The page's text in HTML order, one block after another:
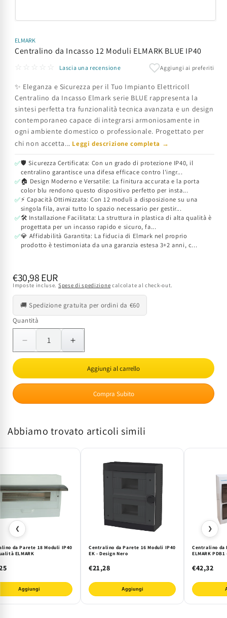
multimediali
1
in
modale
ELMARK
Centralino da Incasso 12 Moduli ELMARK BLUE IP40
☆☆☆☆☆
Lascia una recensione Aggiungi ai preferiti
✨ Eleganza e Sicurezza per il Tuo Impianto ElettricoIl
Centralino da Incasso Elmark serie BLUE rappresenta la
sintesi perfetta tra funzionalità tecnica avanzata e un design
contemporaneo capace di integrarsi armoniosamente in
ogni ambiente domestico o professionale. Progettato per
chi non accetta... Leggi descrizione completa →
✅🛡️ Sicurezza Certificata: Con un grado di protezione IP40, il
centralino garantisce una difesa efficace contro l'ingr...
✅🏠 Design Moderno e Versatile: La finitura accurata e la porta
color blu rendono questo dispositivo perfetto per insta...
✅⚡ Capacità Ottimizzata: Con 12 moduli a disposizione su una
singola fila, avrai tutto lo spazio necessario per gestir...
✅🛠️ Installazione Facilitata: La struttura in plastica di alta qualità è
progettata per un incasso rapido e sicuro, fa...
✅💎 Affidabilità Garantita: La fiducia di Elmark nel proprio
prodotto è testimoniata da una garanzia estesa 3+2 anni, c...
Prezzo
di
listino
€30,98 EUR
Imposte incluse. Spese di spedizione calcolate al check-out.
🚚 Spedizione gratuita per ordini da €60
Quantità
Quantità
Diminuisci
quantità
Centralino
da
ELMARK
IP40
Aumenta
quantità
Centralino
da
Incasso
ELMARK
IP40
Aggiungi al carrello
Compra Subito
Abbiamo trovato articoli simili
❮
da Parete 18 Moduli IP40
ELMARK
Aggiungi
Centralino da Parete 16 Moduli IP40
EK - Design Nero
€21,28
Aggiungi
Centralino da
ELMARK PDB1
€42,32
❯